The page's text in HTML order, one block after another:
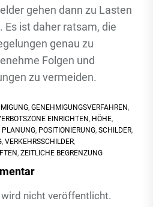
gehen dann zu Lasten
Es ist daher ratsam, die
genau zu
Folgen und
zu vermeiden.
, GENEHMIGUNGSVERFAHREN,
EINRICHTEN, HÖHE,
PLANUNG, POSITIONIERUNG, SCHILDER,
, VERKEHRSSCHILDER,
, ZEITLICHE BEGRENZUNG
nicht veröffentlicht.